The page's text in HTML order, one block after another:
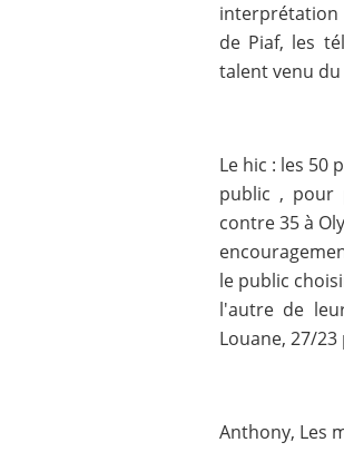
interprétation
de Piaf, les
talent venu du
Le hic : les 50
public , pour
contre 35 à
le public
l'autre de
Louane, 27/
Anthony, Les